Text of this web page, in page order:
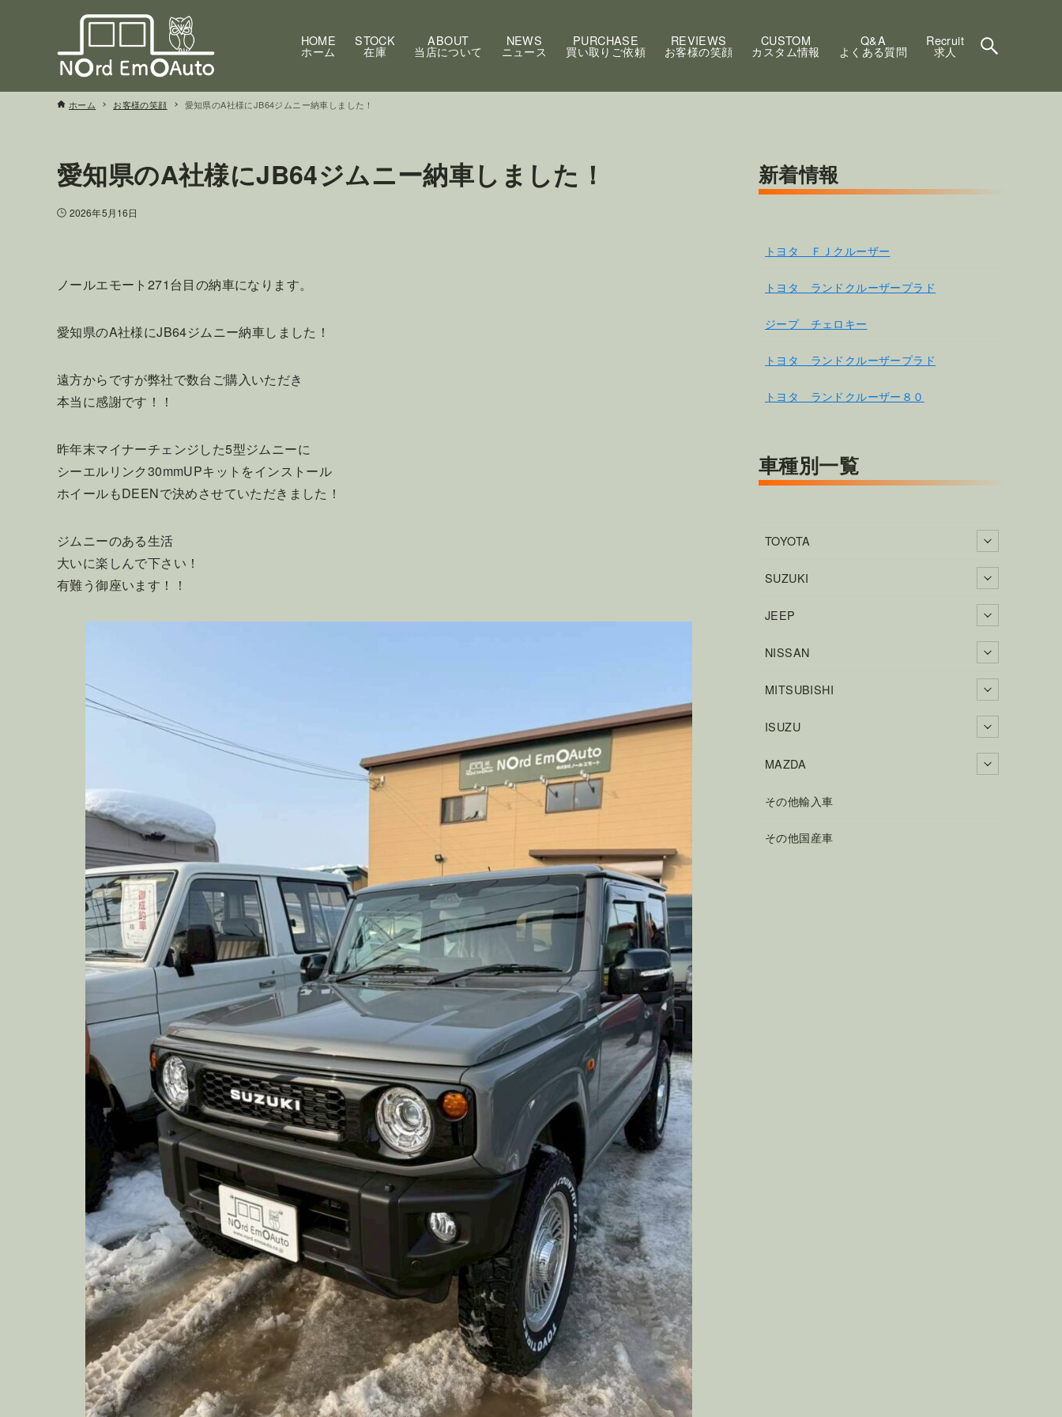
HOME
ホーム
STOCK
在庫
ABOUT
当店について
NEWS
ニュース
PURCHASE
買い取りご依頼
REVIEWS
お客様の笑顔
CUSTOM
カスタム情報
Q&A
よくある質問
Recruit
求人
ホーム お客様の笑顔 愛知県のA社様にJB64ジムニー納車しました！
愛知県のA社様にJB64ジムニー納車しました！
2026年5月16日
ノールエモート271台目の納車になります。
愛知県のA社様にJB64ジムニー納車しました！
遠方からですが弊社で数台ご購入いただき
本当に感謝です！！
昨年末マイナーチェンジした5型ジムニーに
シーエルリンク30mmUPキットをインストール
ホイールもDEENで決めさせていただきました！
ジムニーのある生活
大いに楽しんで下さい！
有難う御座います！！
新着情報
トヨタ ＦＪクルーザー
トヨタ ランドクルーザープラド
ジープ チェロキー
トヨタ ランドクルーザープラド
トヨタ ランドクルーザー８０
車種別一覧
TOYOTA
SUZUKI
JEEP
NISSAN
MITSUBISHI
ISUZU
MAZDA
その他輸入車
その他国産車